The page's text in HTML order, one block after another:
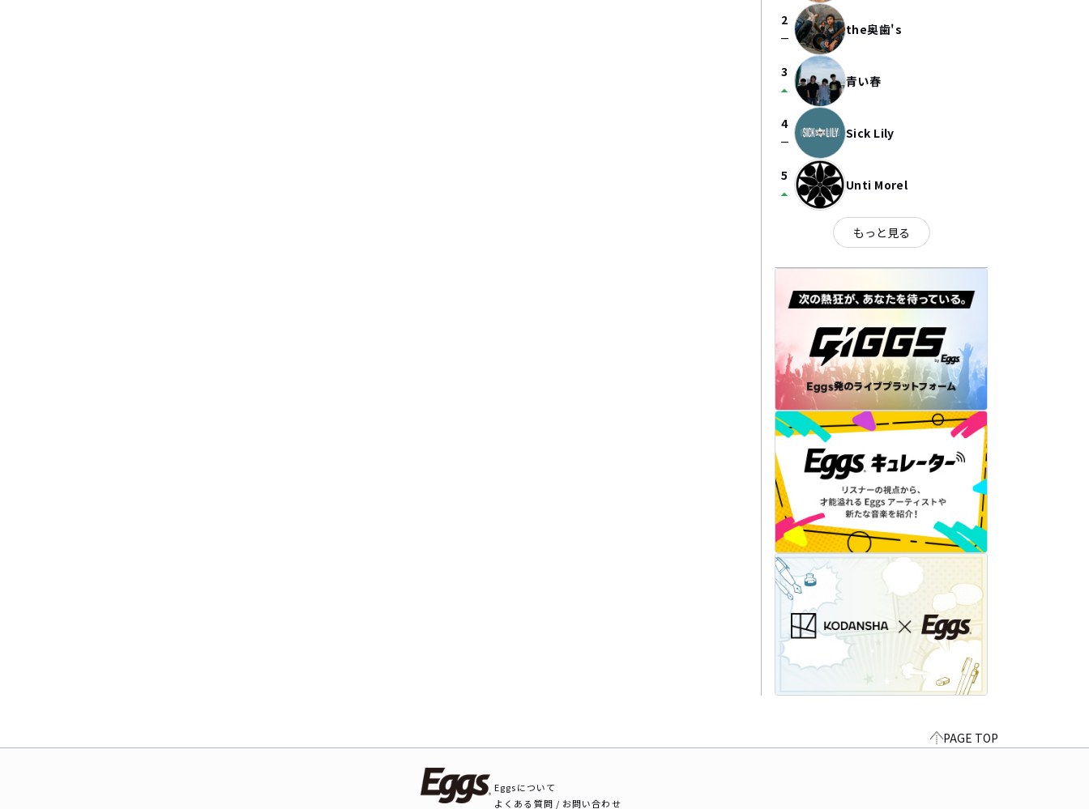
2
check_indeterminate_small the奥歯's
3
arrow_drop_up 青い春
4
check_indeterminate_small Sick Lily
5
arrow_drop_up Unti Morel
もっと見る
PAGE TOP
Eggsについて
よくある質問 / お問い合わせ